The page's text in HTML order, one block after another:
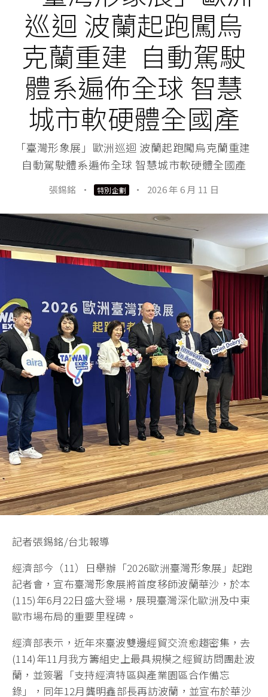
巡迴 波蘭起跑闖烏
克蘭重建 自動駕駛
體系遍佈全球 智慧
城市軟硬體全國產
「臺灣形象展」歐洲巡迴 波蘭起跑闖烏克蘭重建
自動駕駛體系遍佈全球 智慧城市軟硬體全國產
張錫銘 · 特別企劃 · 2026 年 6 月 11 日
記者張錫銘/台北報導
經濟部今（11）日舉辦「2026歐洲臺灣形象展」起跑
記者會，宣布臺灣形象展將首度移師波蘭華沙，於本
(115)年6月22日盛大登場，展現臺灣深化歐洲及中東
歐市場布局的重要里程碑。
經濟部表示，近年來臺波雙邊經貿交流愈趨密集，去
(114)年11月我方籌組史上最具規模之經貿訪問團赴波
蘭，並簽署「支持經濟特區與產業園區合作備忘
錄」，同年12月龔明鑫部長再訪波蘭，並宣布於華沙